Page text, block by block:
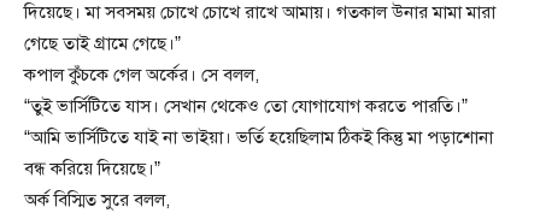
দিয়েছে। মা সবসময় চোখে চোখে রাখে আমায়। গতকাল উনার মামা মারা
গেছে তাই গ্রামে গেছে।”
কপাল কুঁচকে গেল অর্কের। সে বলল,
“তুই ভার্সিটিতে যাস। সেখান থেকেও তো যোগাযোগ করতে পারতি।”
“আমি ভার্সিটিতে যাই না ভাইয়া। ভর্তি হয়েছিলাম ঠিকই কিন্তু মা পড়াশোনা
বন্ধ করিয়ে দিয়েছে।”
অর্ক বিস্মিত সুরে বলল,